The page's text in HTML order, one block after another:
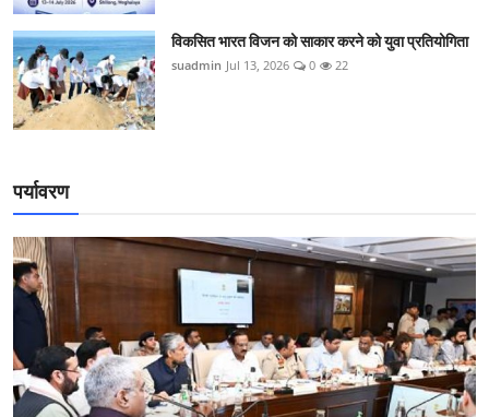
विकसित भारत विजन को साकार करने को युवा प्रतियोगिता
suadmin Jul 13, 2026 0 22
पर्यावरण